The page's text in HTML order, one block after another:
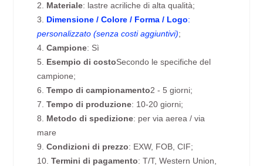
2. Materiale: lastre acriliche di alta qualità;
3. Dimensione / Colore / Forma / Logo:
personalizzato (senza costi aggiuntivi);
4.Campione: Sì
5. Esempio di costoSecondo le specifiche del
campione;
6.Tempo di campionamento2 - 5 giorni;
7.Tempo di produzione: 10-20 giorni;
8. Metodo di spedizione: per via aerea / via
mare
9.Condizioni di prezzo: EXW, FOB, CIF;
10.Termini di pagamento: T/T, Western Union,